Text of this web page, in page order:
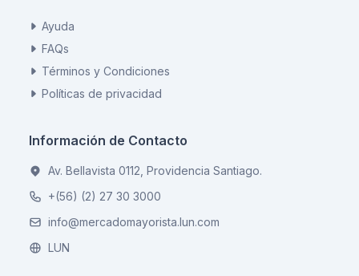
Ayuda
FAQs
Términos y Condiciones
Políticas de privacidad
Información de Contacto
Av. Bellavista 0112, Providencia Santiago.
+(56) (2) 27 30 3000
info@mercadomayorista.lun.com
LUN